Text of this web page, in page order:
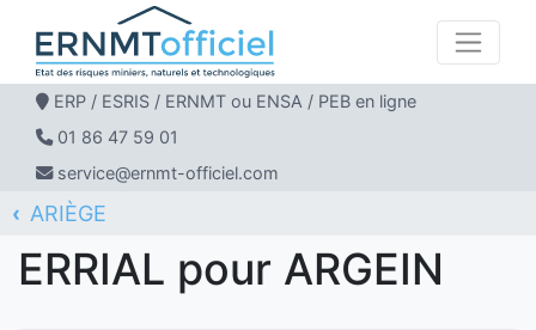
ERP / ESRIS / ERNMT ou ENSA / PEB en ligne
01 86 47 59 01
service@ernmt-officiel.com
ERNMT Officiel
ERRIAL
ARIÈGE
ARGEIN
ERRIAL pour ARGEIN